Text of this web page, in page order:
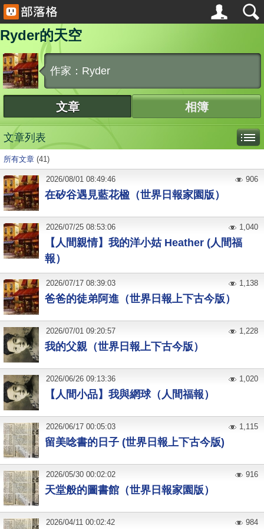
Ryder的天空
作家：Ryder
文章 相簿
文章列表
所有文章 (41)
在矽谷遇見藍花楹（世界日報家園版）
2026/08/01 08:49:46 906
【人間親情】我的洋小姑 Heather (人間福
報）
2026/07/25 08:53:06 1,040
爸爸的徒弟阿進（世界日報上下古今版）
2026/07/17 08:39:03 1,138
我的父親（世界日報上下古今版）
2026/07/01 09:20:57 1,228
【人間小品】我與網球（人間福報）
2026/06/26 09:13:36 1,020
留美唸書的日子 (世界日報上下古今版)
2026/06/17 00:05:03 1,115
天堂般的圖書館（世界日報家園版）
2026/05/30 00:02:02 916
2026/04/11 00:02:42 984